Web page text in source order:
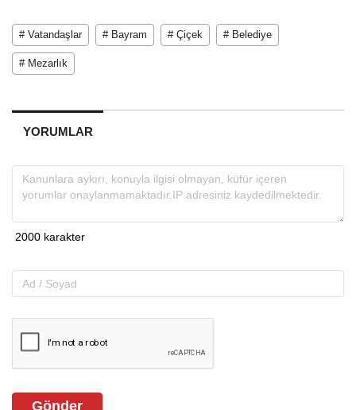
# Vatandaşlar # Bayram # Çiçek # Belediye
# Mezarlık
YORUMLAR
Gönder